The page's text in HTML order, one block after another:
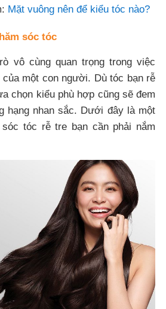
Mặt vuông nên để kiểu tóc nào?
sóc tóc
vô cùng quan trọng trong việc
của một con người. Dù tóc bạn rễ
chọn kiểu phù hợp cũng sẽ đem
hạng nhan sắc. Dưới đây là một
tóc rễ tre bạn cần phải nắm